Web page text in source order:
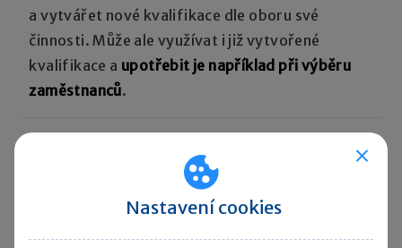
a vytvářet nové kvalifikace dle oboru své
činnosti. Může ale využívat i již vytvořené
kvalifikace a upotřebit je například při výběru
zaměstnanců.
Zanechte komentář
Nastavení cookies